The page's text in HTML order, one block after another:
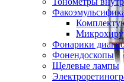
Фонарики
Фонендоскопы
Щелевые лампы